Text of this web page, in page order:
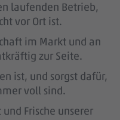
laufenden Betrieb,
vor Ort ist.
im Markt und an
zur Seite.
ist, und sorgst dafür,
voll sind.
Frische unserer